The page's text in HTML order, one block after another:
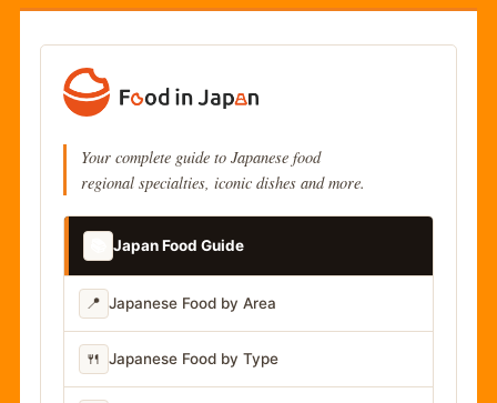
Your complete guide to Japanese food
regional specialties, iconic dishes and more.
Japan Food Guide
📍 Japanese Food by Area
🍴 Japanese Food by Type